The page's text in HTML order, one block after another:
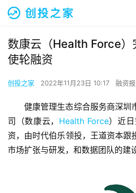
数康云（Health Force
使轮融资
创投之家 2022年11月23日 10:17 融资
健康管理生态综合服务商深圳
司（数康云， Health Force）近
资，由时代伯乐领投，王道资本跟
市场扩张与研发，和数据团队的建设